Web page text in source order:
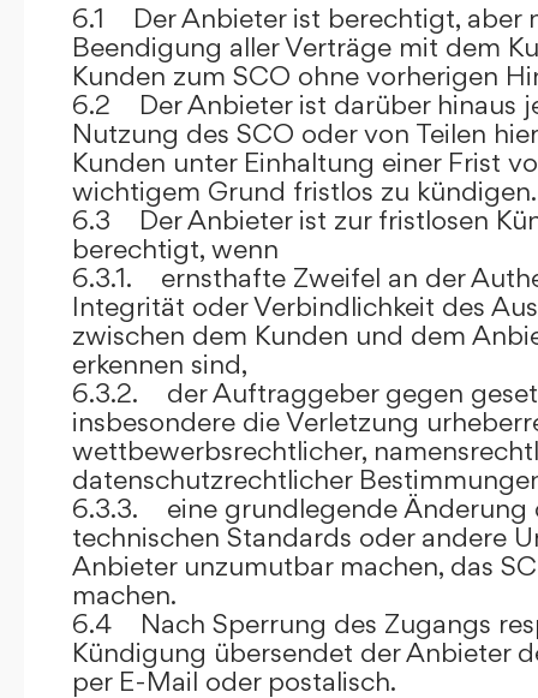
6.1 Der Anbieter ist berechtigt, aber
Beendigung aller Verträge mit dem
Kunden zum SCO ohne vorherigen
6.2 Der Anbieter ist darüber hinaus
Nutzung des SCO oder von Teilen
Kunden unter Einhaltung einer Frist
wichtigem Grund fristlos zu kündigen.
6.3 Der Anbieter ist zur fristlosen
berechtigt, wenn
6.3.1. ernsthafte Zweifel an der
Integrität oder Verbindlichkeit des
zwischen dem Kunden und dem
erkennen sind,
6.3.2. der Auftraggeber gegen
insbesondere die Verletzung
wettbewerbsrechtlicher,
datenschutzrechtlicher
6.3.3. eine grundlegende Änderung
technischen Standards oder andere
Anbieter unzumutbar machen, das
machen.
6.4 Nach Sperrung des Zugangs
Kündigung übersendet der Anbieter
per E-Mail oder postalisch.